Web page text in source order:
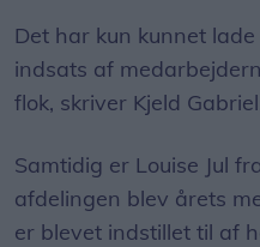
Det har kun kunnet
indsats af
flok, skriver Kjeld
Samtidig er Louise Jul
afdelingen blev årets
er blevet indstillet til af